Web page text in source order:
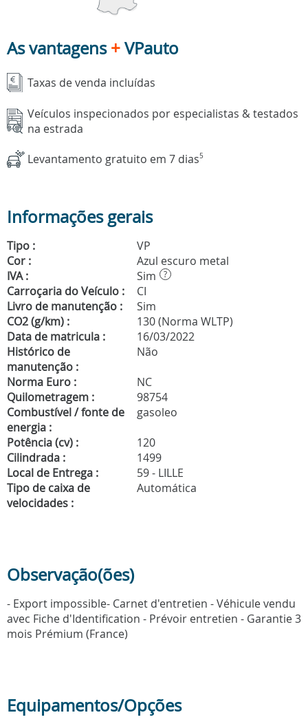
As vantagens+VPauto
Taxas de venda incluídas
Veículos inspecionados por especialistas & testados
na estrada
Levantamento gratuito em 7 dias5
Informações gerais
Tipo :
VP
Cor :
Azul escuro metal
IVA :
Sim ?
Carroçaria do Veículo :
CI
Livro de manutenção :
Sim
CO2 (g/km) :
130 (Norma WLTP)
Data de matricula :
16/03/2022
Histórico de
manutenção :
Não
Norma Euro :
NC
Quilometragem :
98754
Combustível / fonte de
energia :
gasoleo
Potência (cv) :
120
Cilindrada :
1499
Local de Entrega :
59 - LILLE
Tipo de caixa de
velocidades :
Automática
Observação(ões)
- Export impossible- Carnet d'entretien - Véhicule vendu
avec Fiche d'Identification - Prévoir entretien - Garantie 3
mois Prémium (France)
Equipamentos/Opções